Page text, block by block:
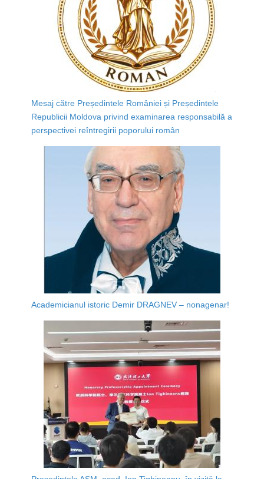
Mesaj către Președintele României și Președintele
Republicii Moldova privind examinarea responsabilă a
perspectivei reîntregirii poporului român
Academicianul istoric Demir DRAGNEV – nonagenar!